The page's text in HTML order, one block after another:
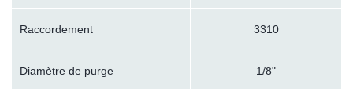
Raccordement 3310
Diamètre de purge 1/8"